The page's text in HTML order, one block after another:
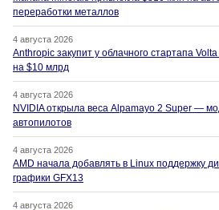
переработки металлов
4 августа 2026
Anthropic закупит у облачного стартапа
на $10 млрд
4 августа 2026
NVIDIA открыла веса Alpamayo 2 Super —
автопилотов
4 августа 2026
AMD начала добавлять в Linux поддержку
графики GFX13
4 августа 2026